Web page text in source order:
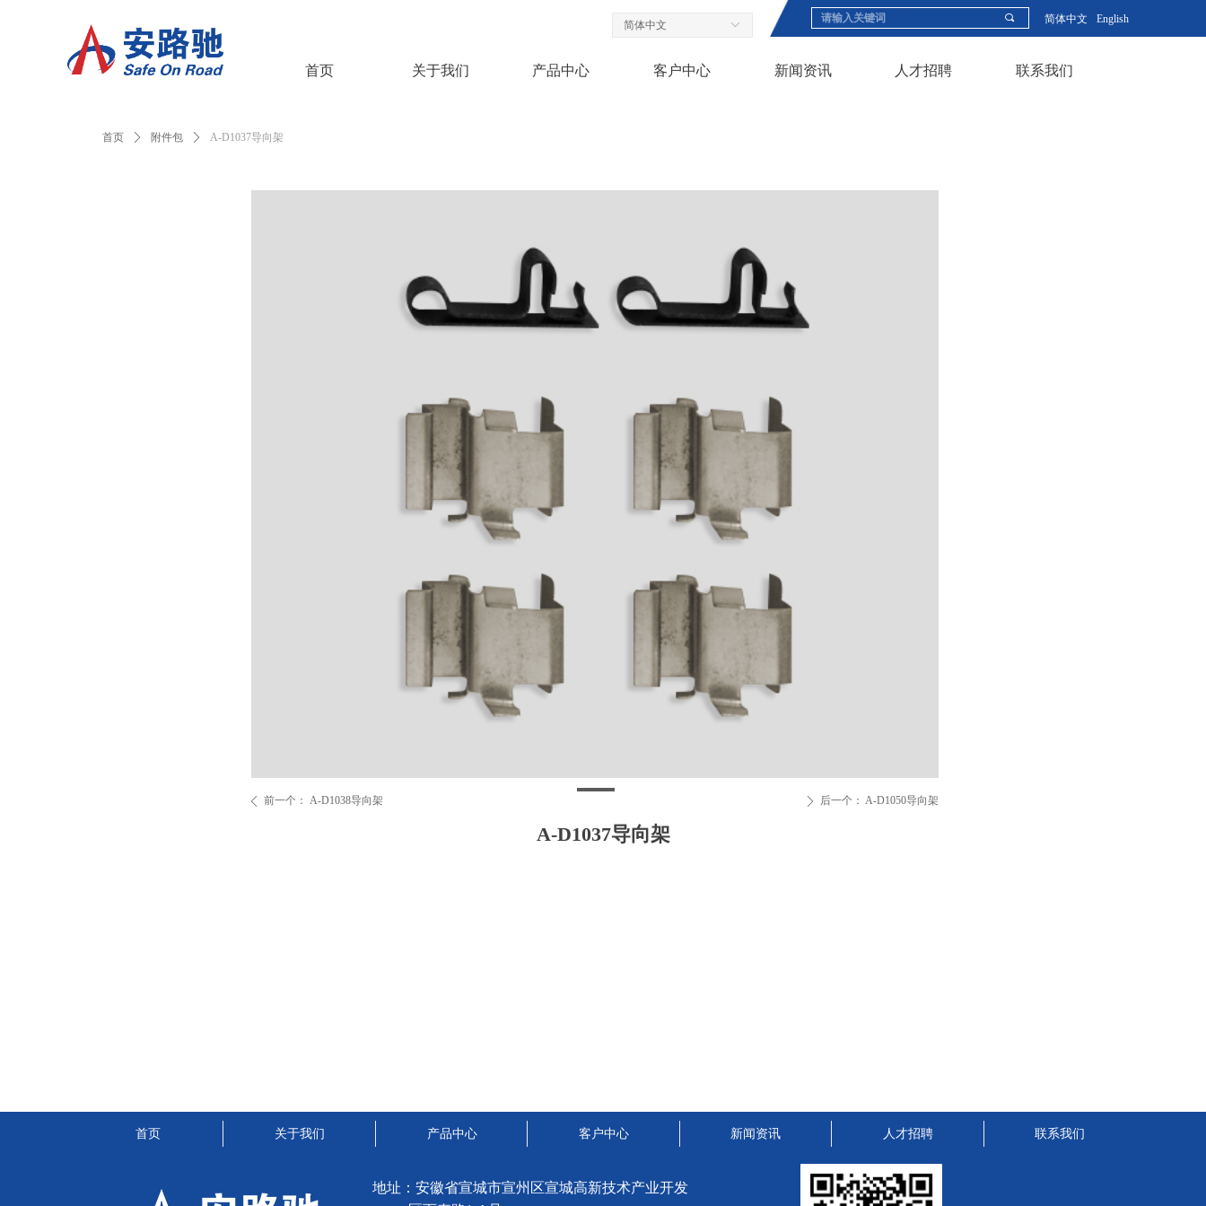
끠 简体中文 English
首页 关于我们 产品中心 客户中心 新闻资讯 人才招聘 联系我们
ꀅ
简体中文
首页 ꄲ 附件包 ꄲ A-D1037导向架
A-D1037导向架
ꄴ 前一个： A-D1038导向架 ꄲ 后一个： A-D1050导向架
地址：安徽省宣城市宣州区宣城高新技术产业开发
首页 关于我们 产品中心 客户中心 新闻资讯 人才招聘 联系我们